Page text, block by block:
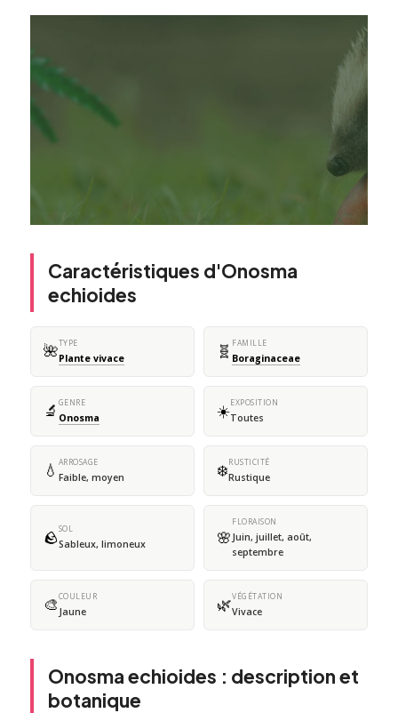
Caractéristiques d'Onosma
echioides
🌺TYPE
Plante vivace 🧬 FAMILLE
Boraginaceae
🔬 GENRE
Onosma ☀️EXPOSITION
Toutes
💧 ARROSAGE
Faible, moyen ❄️RUSTICITÉ
Rustique
🪨SOL
Sableux, limoneux 🌸
FLORAISON
Juin, juillet, août,
septembre
🎨COULEUR
Jaune 🌿VÉGÉTATION
Vivace
Onosma echioides : description et
botanique